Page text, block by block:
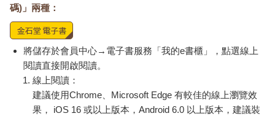
碼)」兩種：
將儲存於會員中心→電子書服務「我的e書櫃」，點選線上
閱讀直接開啟閱讀。
線上閱讀：
建議使用Chrome、Microsoft Edge 有較佳的線上瀏覽效
果， iOS 16 或以上版本，Android 6.0 以上版本，建議裝